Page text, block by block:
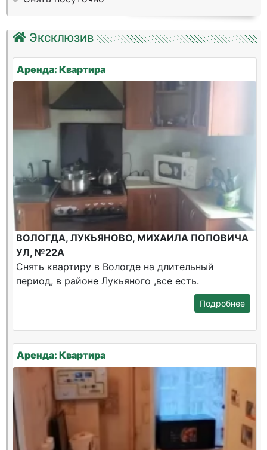
Эксклюзив
Аренда: Квартира
ВОЛОГДА, ЛУКЬЯНОВО, МИХАИЛА ПОПОВИЧА
УЛ, №22А
Снять квартиру в Вологде на длительный
период, в районе Лукьяного ,все есть.
Подробнее
Аренда: Квартира